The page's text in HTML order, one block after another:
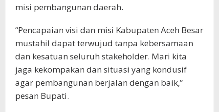
misi pembangunan daerah.
“Pencapaian visi dan misi Kabupaten Aceh Besar
mustahil dapat terwujud tanpa kebersamaan
dan kesatuan seluruh stakeholder. Mari kita
jaga kekompakan dan situasi yang kondusif
agar pembangunan berjalan dengan baik,”
pesan Bupati.